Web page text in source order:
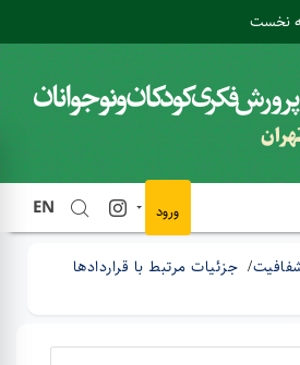
نخست
EN ورود
جزئیات مرتبط با قراردادها